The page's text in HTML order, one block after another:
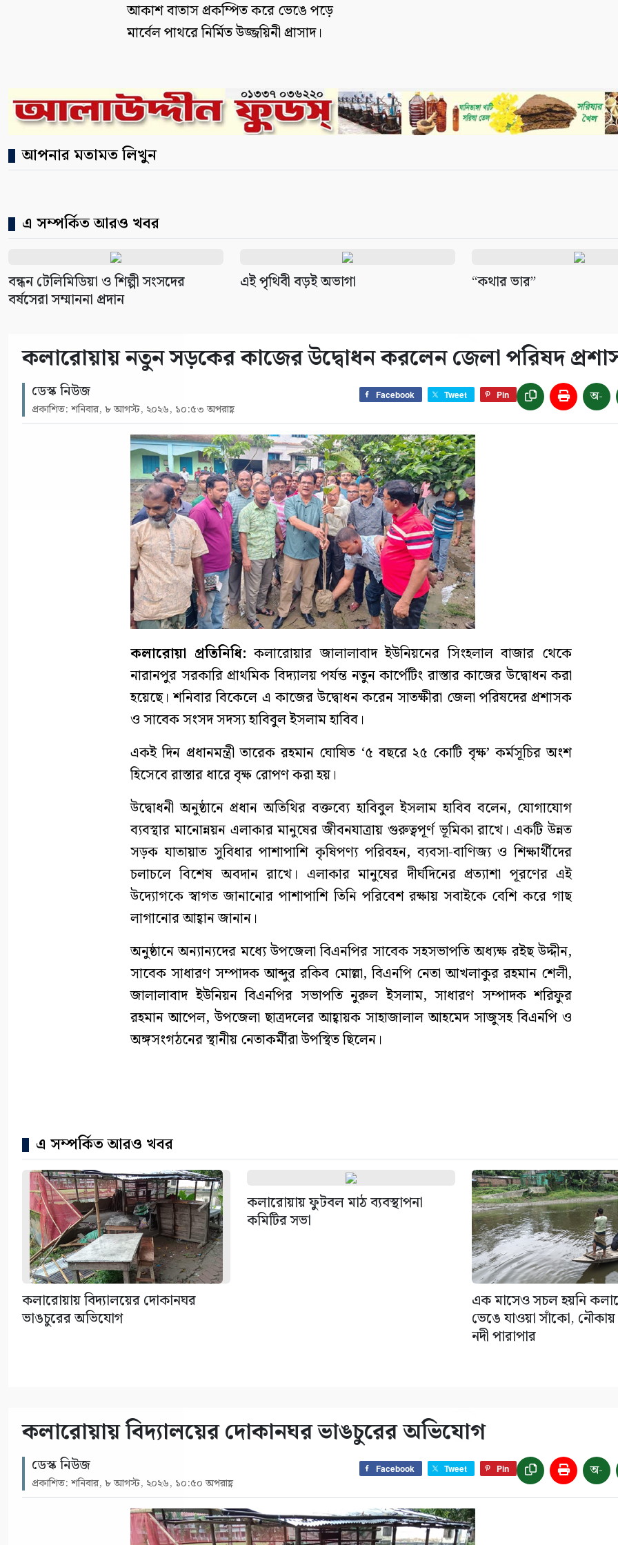
আকাশ বাতাস প্রকম্পিত করে ভেঙে পড়ে
মার্বেল পাথরে নির্মিত উজ্জয়িনী প্রাসাদ।
আপনার মতামত লিখুন
এ সম্পর্কিত আরও খবর
বন্ধন টেলিমিডিয়া ও শিল্পী সংসদের
বর্ষসেরা সম্মাননা প্রদান
এই পৃথিবী বড়ই অভাগা “কথার ভার”
কলারোয়ায় নতুন সড়কের কাজের উদ্বোধন করলেন জেলা পরিষদ
ডেস্ক নিউজ
প্রকাশিত: শনিবার, ৮ আগস্ট, ২০২৬, ১০:৫৩ অপরাহ্ণ
Facebook Tweet Pin অ-
কলারোয়া প্রতিনিধি: কলারোয়ার জালালাবাদ ইউনিয়নের সিংহলাল বাজার থেকে
নারানপুর সরকারি প্রাথমিক বিদ্যালয় পর্যন্ত নতুন কার্পেটিং রাস্তার কাজের উদ্বোধন করা
হয়েছে। শনিবার বিকেলে এ কাজের উদ্বোধন করেন সাতক্ষীরা জেলা পরিষদের প্রশাসক
ও সাবেক সংসদ সদস্য হাবিবুল ইসলাম হাবিব।
একই দিন প্রধানমন্ত্রী তারেক রহমান ঘোষিত ‘৫ বছরে ২৫ কোটি বৃক্ষ’ কর্মসূচির অংশ
হিসেবে রাস্তার ধারে বৃক্ষ রোপণ করা হয়।
উদ্বোধনী অনুষ্ঠানে প্রধান অতিথির বক্তব্যে হাবিবুল ইসলাম হাবিব বলেন, যোগাযোগ
ব্যবস্থার মানোন্নয়ন এলাকার মানুষের জীবনযাত্রায় গুরুত্বপূর্ণ ভূমিকা রাখে। একটি উন্নত
সড়ক যাতায়াত সুবিধার পাশাপাশি কৃষিপণ্য পরিবহন, ব্যবসা-বাণিজ্য ও শিক্ষার্থীদের
চলাচলে বিশেষ অবদান রাখে। এলাকার মানুষের দীর্ঘদিনের প্রত্যাশা পূরণের এই
উদ্যোগকে স্বাগত জানানোর পাশাপাশি তিনি পরিবেশ রক্ষায় সবাইকে বেশি করে গাছ
লাগানোর আহ্বান জানান।
অনুষ্ঠানে অন্যান্যদের মধ্যে উপজেলা বিএনপির সাবেক সহসভাপতি অধ্যক্ষ রইছ উদ্দীন,
সাবেক সাধারণ সম্পাদক আব্দুর রকিব মোল্লা, বিএনপি নেতা আখলাকুর রহমান শেলী,
জালালাবাদ ইউনিয়ন বিএনপির সভাপতি নুরুল ইসলাম, সাধারণ সম্পাদক শরিফুর
রহমান আপেল, উপজেলা ছাত্রদলের আহ্বায়ক সাহাজালাল আহমেদ সাজুসহ বিএনপি ও
অঙ্গসংগঠনের স্থানীয় নেতাকর্মীরা উপস্থিত ছিলেন।
এ সম্পর্কিত আরও খবর
কলারোয়ায় বিদ্যালয়ের দোকানঘর
ভাঙচুরের অভিযোগ
কলারোয়ায় ফুটবল মাঠ ব্যবস্থাপনা
কমিটির সভা
এক মাসেও সচল হয়নি
ভেঙে যাওয়া সাঁকো,
নদী পারাপার
কলারোয়ায় বিদ্যালয়ের দোকানঘর ভাঙচুরের অভিযোগ
ডেস্ক নিউজ
প্রকাশিত: শনিবার, ৮ আগস্ট, ২০২৬, ১০:৫০ অপরাহ্ণ
Facebook Tweet Pin অ-